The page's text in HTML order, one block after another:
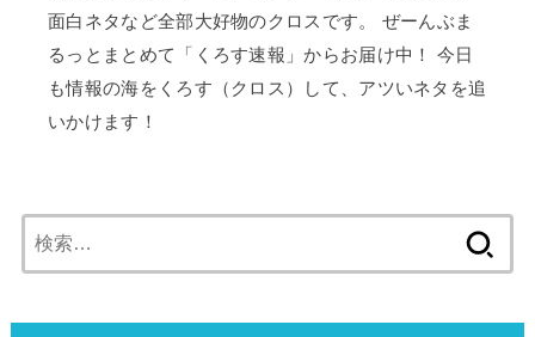
面白ネタなど全部大好物のクロスです。 ぜーんぶま
るっとまとめて「くろす速報」からお届け中！ 今日
も情報の海をくろす（クロス）して、アツいネタを追
いかけます！
索: